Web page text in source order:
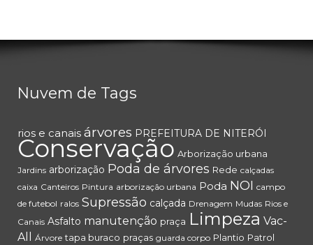
Nuvem de Tags
rios e canais árvores PREFEITURA DE NITERÓI
Conservação Arborização urbana
Jardins arborização Poda de árvores Rede calçadas
caixa Canteiros Pintura arborização urbana Poda NOI campo
de futebol ralos Supressão calçada Drenagem Mudas Rios e
Canais Asfalto manutenção praça Limpeza Vac-
All
Árvore tapa buraco praças guarda corpo Plantio Patrol